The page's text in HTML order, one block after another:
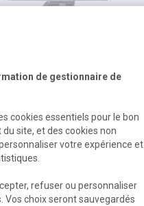
USB VLCAM100 - Vivolink
de gestionnaire de
cookies essentiels pour le bon
site, et des cookies non
votre expérience et
refuser ou personnaliser
Vos choix seront sauvegardés